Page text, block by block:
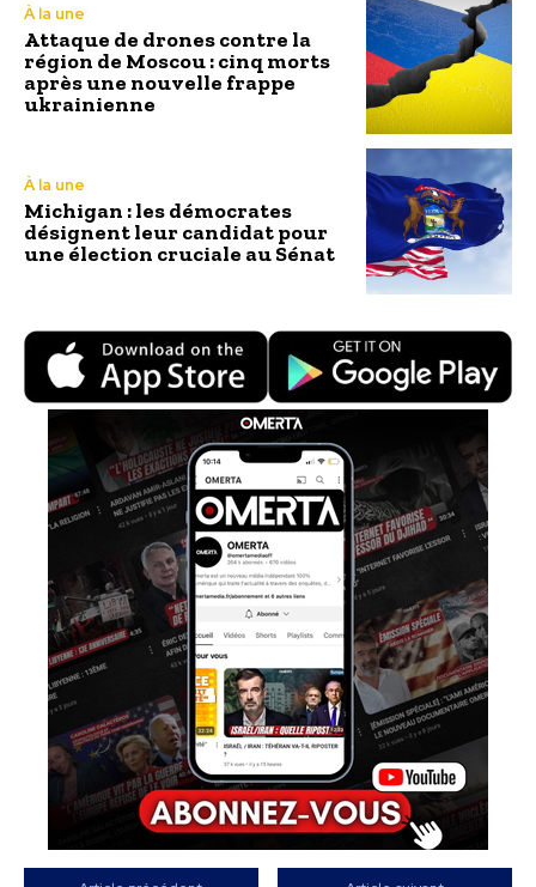
À la une
Attaque de drones contre la
région de Moscou : cinq morts
après une nouvelle frappe
ukrainienne
À la une
Michigan : les démocrates
désignent leur candidat pour
une élection cruciale au Sénat